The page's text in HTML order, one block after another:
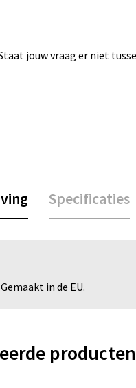
jouw vraag er niet
Specificaties
in de EU.
producten